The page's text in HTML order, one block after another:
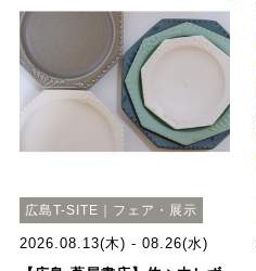
広島T-SITE｜フェア・展示
2026.08.13(木) - 08.26(水)